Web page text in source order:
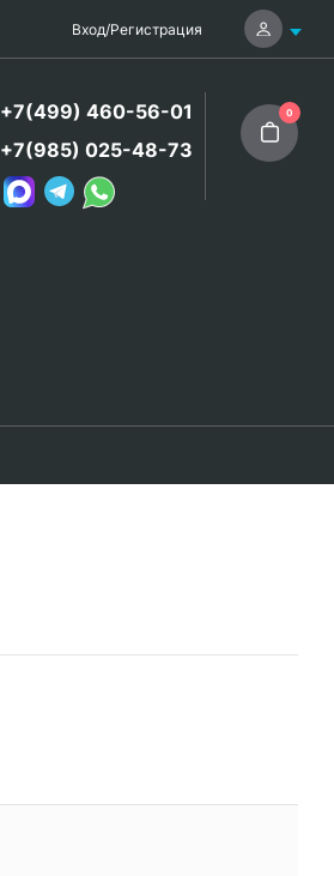
Вход/Регистрация
+7(499) 460-56-01
+7(985) 025-48-73
0